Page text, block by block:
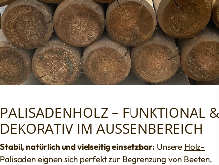
PALISADENHOLZ – FUNKTIONAL &
DEKORATIV IM AUSSENBEREICH
Stabil, natürlich und vielseitig einsetzbar: Unsere Holz-
Palisadeneignen sich perfekt zur Begrenzung von Beeten,